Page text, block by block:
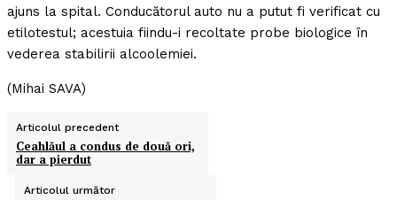
ajuns la spital. Conducătorul auto nu a putut fi verificat cu
etilotestul; acestuia fiindu-i recoltate probe biologice în
vederea stabilirii alcoolemiei.
(Mihai SAVA)
Articolul precedent
Ceahlăul a condus de două ori,
dar a pierdut
Articolul următor